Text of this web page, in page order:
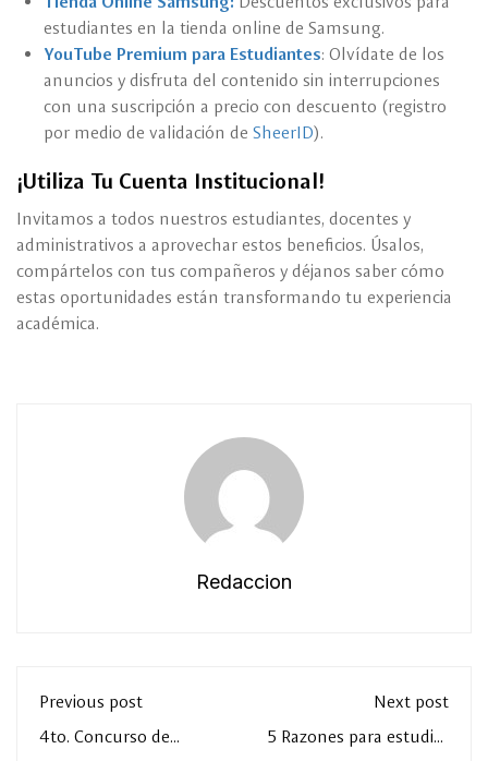
estudiantes en la tienda online de Samsung.
YouTube Premium para Estudiantes: Olvídate de los
anuncios y disfruta del contenido sin interrupciones
con una suscripción a precio con descuento (registro
por medio de validación de SheerID).
¡Utiliza Tu Cuenta Institucional!
Invitamos a todos nuestros estudiantes, docentes y
administrativos a aprovechar estos beneficios. Úsalos,
compártelos con tus compañeros y déjanos saber cómo
estas oportunidades están transformando tu experiencia
académica.
Redaccion
Previous post
4to. Concurso de
Next post
5 Razones para estudiar